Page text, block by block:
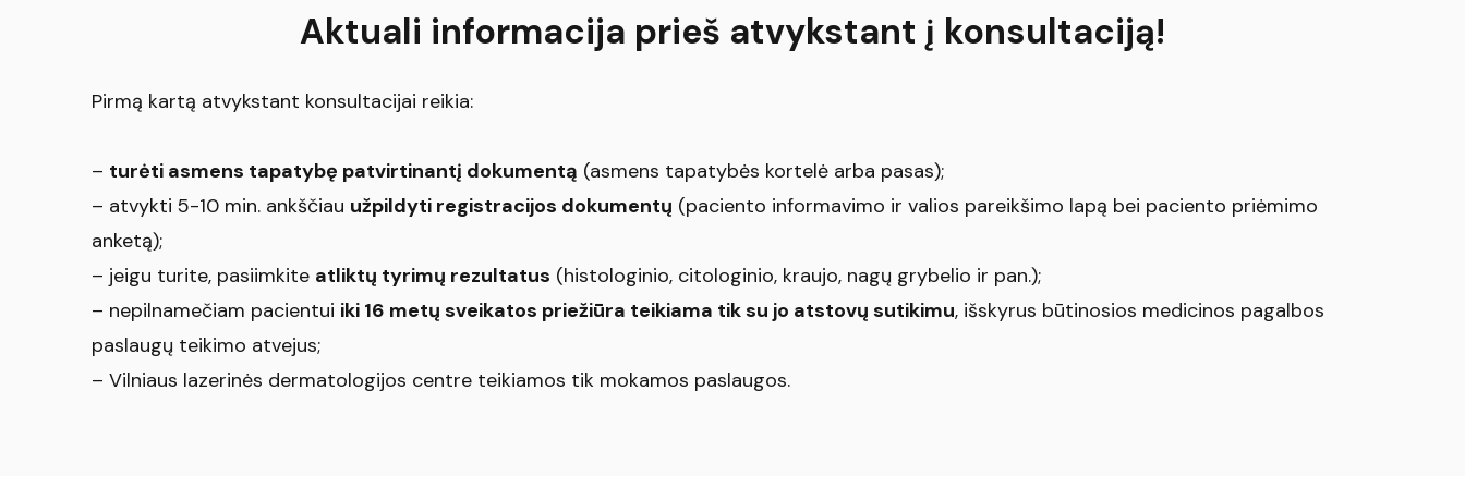
Aktuali informacija prieš atvykstant į konsultaciją!
Pirmą kartą atvykstant konsultacijai reikia:
– turėti asmens tapatybę patvirtinantį dokumentą (asmens tapatybės kortelė arba pasas);
– atvykti 5-10 min. ankščiau užpildyti registracijos dokumentų (paciento informavimo ir valios pareikšimo lapą bei paciento priėmimo
anketą);
– jeigu turite, pasiimkite atliktų tyrimų rezultatus (histologinio, citologinio, kraujo, nagų grybelio ir pan.);
– nepilnamečiam pacientui iki 16 metų sveikatos priežiūra teikiama tik su jo atstovų sutikimu, išskyrus būtinosios medicinos pagalbos
paslaugų teikimo atvejus;
– Vilniaus lazerinės dermatologijos centre teikiamos tik mokamos paslaugos.